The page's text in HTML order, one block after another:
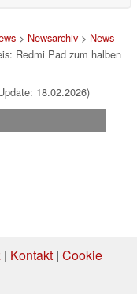
> Newsarchiv> News
Redmi Pad zum halben
18.02.2026)
| Kontakt| Cookie